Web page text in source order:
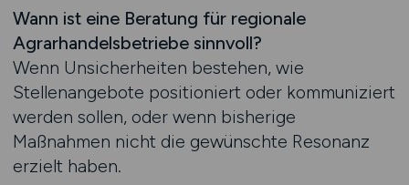
Wann ist eine Beratung für regionale
Agrarhandelsbetriebe sinnvoll?
Wenn Unsicherheiten bestehen, wie
Stellenangebote positioniert oder kommuniziert
werden sollen, oder wenn bisherige
Maßnahmen nicht die gewünschte Resonanz
erzielt haben.